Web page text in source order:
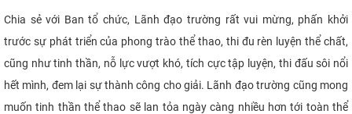
Chia sẻ với Ban tổ chức, Lãnh đạo trường rất vui mừng, phấn khởi
trước sự phát triển của phong trào thể thao, thi đu rèn luyện thể chất,
cũng như tinh thần, nỗ lực vượt khó, tích cực tập luyện, thi đấu sôi nổi
hết mình, đem lại sự thành công cho giải. Lãnh đạo trường cũng mong
muốn tinh thần thể thao sẽ lan tỏa ngày càng nhiều hơn tới toàn thể